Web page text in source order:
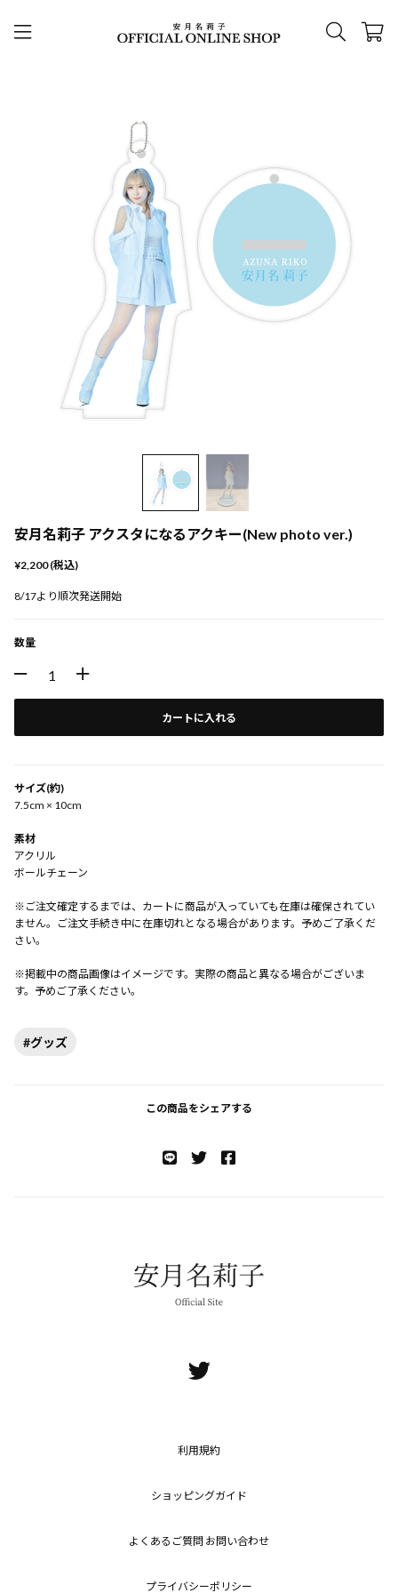
安月名莉子 アクスタになるアクキー(New photo ver.)
¥2,200 (税込)
8/17より順次発送開始
数量
カートに入れる
サイズ(約)
7.5cm × 10cm
素材
アクリル
ボールチェーン
※ご注文確定するまでは、カートに商品が入っていても在庫は確保されてい
ません。ご注文手続き中に在庫切れとなる場合があります。予めご了承くだ
さい。
※掲載中の商品画像はイメージです。実際の商品と異なる場合がございま
す。予めご了承ください。
#グッズ
この商品をシェアする
利用規約
ショッピングガイド
よくあるご質問 お問い合わせ
プライバシーポリシー